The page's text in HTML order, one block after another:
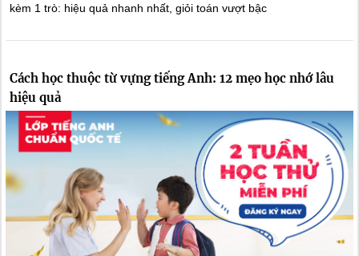
kèm 1 trò: hiệu quả nhanh nhất, giỏi toán vượt bậc
Cách học thuộc từ vựng tiếng Anh: 12 mẹo học nhớ lâu
hiệu quả